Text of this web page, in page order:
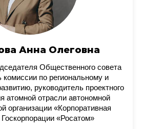
Анна Олеговна
Общественного совета
по региональному и
руководитель проектного
атомной отрасли автономной
организации «Корпоративная
«Росатом»